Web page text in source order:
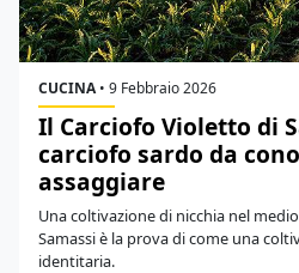
CUCINA• 9 Febbraio 2026
Il Carciofo Violetto di
carciofo sardo da
assaggiare
Una coltivazione di nicchia nel
Samassi è la prova di come una
identitaria.